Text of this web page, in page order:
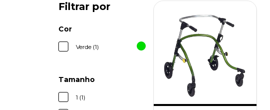
Filtrar por
Cor
Verde (1)
Tamanho
1 (1)